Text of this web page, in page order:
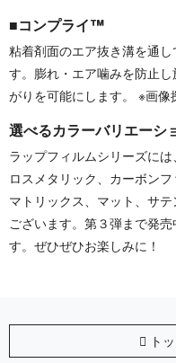
■コンプライ™
粘着剤面のエア抜き溝を通
す。膨れ・エア噛みを防止
がりを可能にします。 ※画像
選べるカラーバリエー
ラップフィルムシリーズに
ロスメタリック、カーボン
マトリックス、マット、サ
ございます。第３弾まで発
す。ぜひぜひお楽しみに！
ト